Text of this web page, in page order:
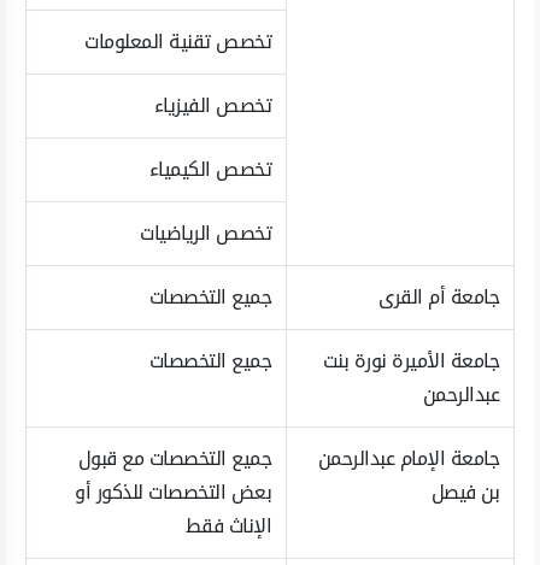
تخصص تقنية المعلومات
تخصص الفيزياء
تخصص الكيمياء
تخصص الرياضيات
جامعة أم القرى
جميع التخصصات
جامعة الأميرة نورة بنت
عبدالرحمن
جميع التخصصات
جامعة الإمام عبدالرحمن
بن فيصل
جميع التخصصات مع قبول
بعض التخصصات للذكور أو
الإناث فقط